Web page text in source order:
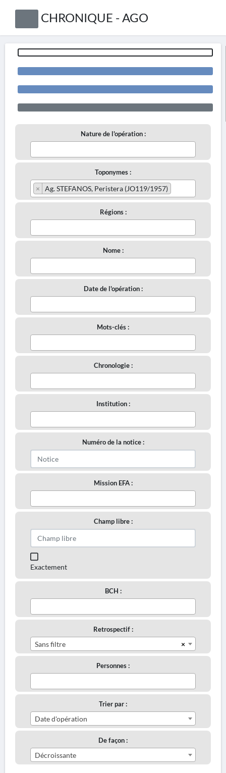
CHRONIQUE - AGO
Nature de l'opération :
Toponymes :
× Ag. STEFANOS, Peristera (JO119/1957)
Régions :
Nome :
Date de l'opération :
Mots-clés :
Chronologie :
Institution :
Numéro de la notice :
Mission EFA :
Champ libre :
Exactement
BCH :
Retrospectif :
×
Sans filtre
Personnes :
Trier par :
Date d'opération
De façon :
Décroissante